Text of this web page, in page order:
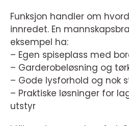
Funksjon handler om
innredet. En
eksempel ha:
– Egen spiseplass med
– Garderobeløsning og
– Gode lysforhold og nok
– Praktiske løsninger for
utstyr